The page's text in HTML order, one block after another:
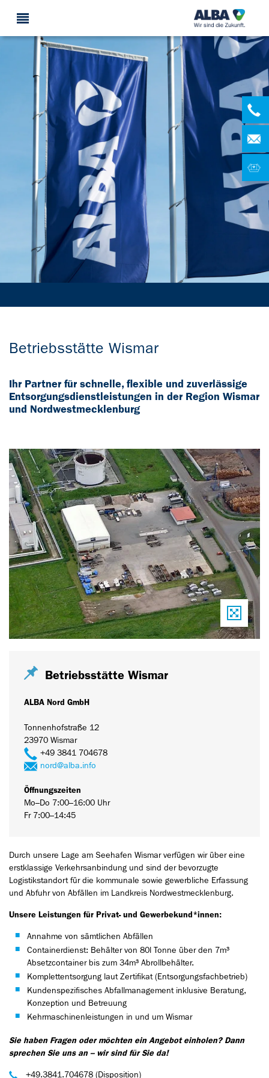
Betriebsstätte Wismar
Ihr Partner für schnelle, flexible und zuverlässige
Entsorgungsdienstleistungen in der Region Wismar
und Nordwestmecklenburg
Betriebsstätte Wismar
ALBA Nord GmbH
Tonnenhofstraße 12
23970 Wismar
+49 3841 704678
nord@alba.info
Öffnungszeiten
Mo–Do 7:00–16:00 Uhr
Fr 7:00–14:45
Durch unsere Lage am Seehafen Wismar verfügen wir über eine
erstklassige Verkehrsanbindung und sind der bevorzugte
Logistikstandort für die kommunale sowie gewerbliche Erfassung
und Abfuhr von Abfällen im Landkreis Nordwestmecklenburg.
Unsere Leistungen für Privat- und Gewerbekund*innen:
Annahme von sämtlichen Abfällen
Containerdienst: Behälter von 80l Tonne über den 7m³
Absetzcontainer bis zum 34m³ Abrollbehälter.
Komplettentsorgung laut Zertifikat (Entsorgungsfachbetrieb)
Kundenspezifisches Abfallmanagement inklusive Beratung,
Konzeption und Betreuung
Kehrmaschinenleistungen in und um Wismar
Sie haben Fragen oder möchten ein Angebot einholen? Dann
sprechen Sie uns an – wir sind für Sie da!
+49.3841.704678 (Disposition)